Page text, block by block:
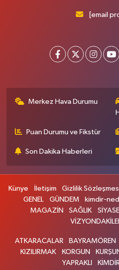
[email
Merkez Hava Durumu
Puan Durumu ve Fikstür
Son Dakika Haberleri
Künye İletişim Gizlilik
GENEL
GÜNDEM kimdir-
MAGAZİN
SAĞLIK
ATKARACALAR BAYRAMÖREN
KIZILIRMAK
KORGUN
YAPRAKLI